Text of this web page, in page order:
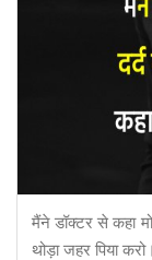
मैंने डॉक्टर से कहा
थोड़ा जहर पिया करो।